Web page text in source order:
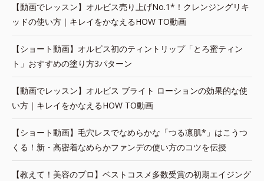
【動画でレッスン】オルビス売り上げNo.1*！クレンジングリキ
ッドの使い方｜キレイをかなえるHOW TO動画
【ショート動画】オルビス初のティントリップ「とろ蜜ティン
ト」おすすめの塗り方3パターン
【動画でレッスン】オルビス ブライト ローションの効果的な使
い方｜キレイをかなえるHOW TO動画
【ショート動画】毛穴レスでなめらかな「つる凛肌*」はこうつ
くる！新・高密着なめらかファンデの使い方のコツを伝授
【教えて！美容のプロ】ベストコスメ多数受賞の初期エイジング